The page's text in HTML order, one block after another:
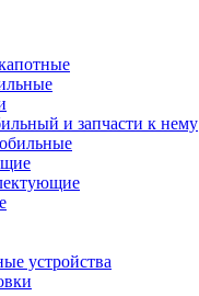
и запчасти к нему
устройства